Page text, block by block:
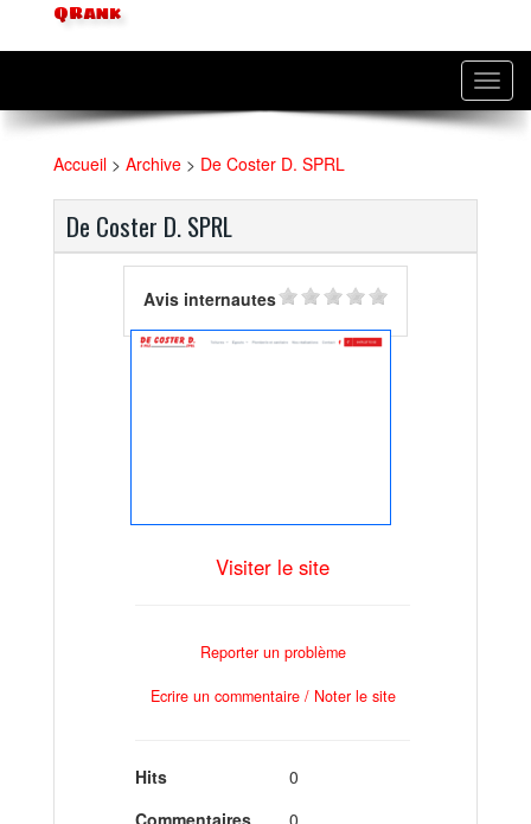
QRank
Accueil > Archive > De Coster D. SPRL
De Coster D. SPRL
Avis internautes
Visiter le site
Reporter un problème
Ecrire un commentaire / Noter le site
Hits
0